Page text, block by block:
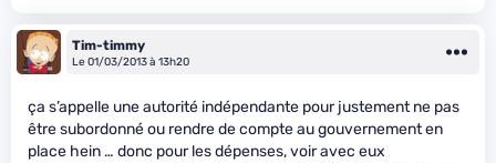
Tim-timmy
Le 01/03/2013 à 13h20
ça s’appelle une autorité indépendante pour justement ne pas
être subordonné ou rendre de compte au gouvernement en
place hein … donc pour les dépenses, voir avec eux